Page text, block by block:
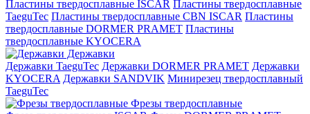
Пластины твердосплавные ISCAR Пластины твердосплавные
TaeguTec Пластины твердосплавные CBN ISCAR Пластины
твердосплавные DORMER PRAMET Пластины
твердосплавные KYOCERA
Державки
Державки TaeguTec Державки DORMER PRAMET Державки
KYOCERA Державки SANDVIK Минирезец твердосплавный
TaeguTec
Фрезы твердосплавные